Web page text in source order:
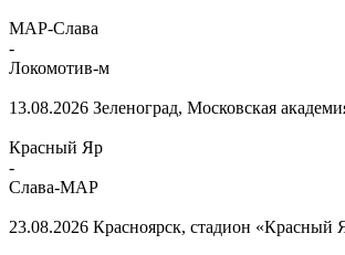
МАР-Слава
-
Локомотив-м
13.08.2026 Зеленоград, Московская
Красный Яр
-
Слава-МАР
23.08.2026 Красноярск, стадион «Красный